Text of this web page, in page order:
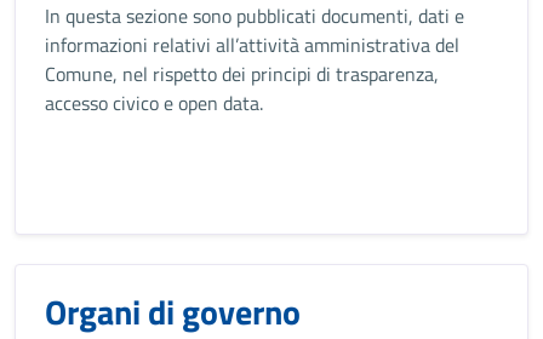
In questa sezione sono pubblicati documenti, dati e
informazioni relativi all’attività amministrativa del
Comune, nel rispetto dei principi di trasparenza,
accesso civico e open data.
Organi di governo